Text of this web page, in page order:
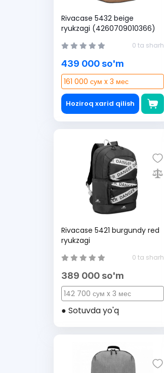
Rivacase 5432 beige
ryukzagi (4260709010366)
0 ta sharh
439 000 so'm
161 000 сум x 3 мес
Hoziroq xarid qilish
Rivacase 5421 burgundy red
ryukzagi
0 ta sharh
389 000 so'm
142 700 сум x 3 мес
● Sotuvda yo'q